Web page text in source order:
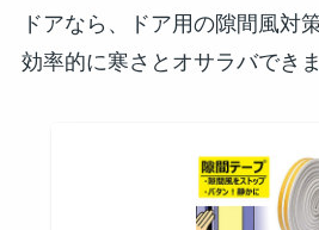
ドアなら、ドア用の隙間風対
効率的に寒さとオサラバできま